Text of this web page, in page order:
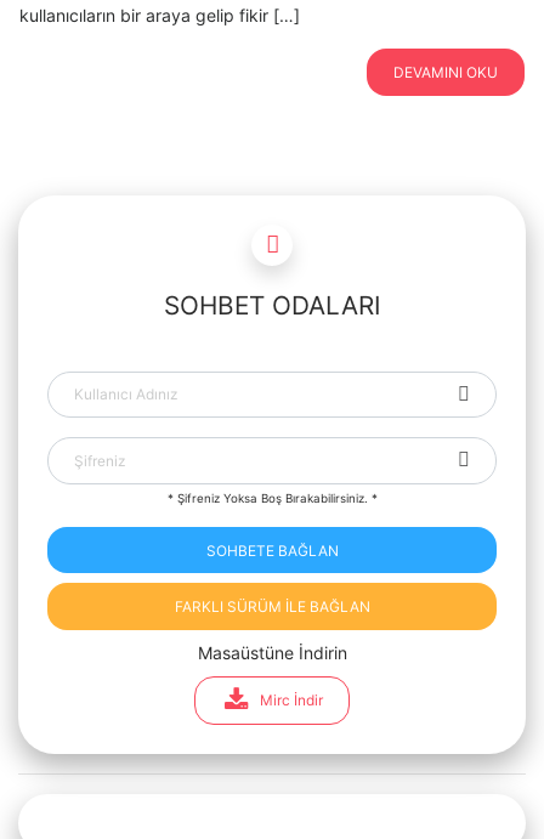
kullanıcıların bir araya gelip fikir […]
DEVAMINI OKU
SOHBET ODALARI
* Şifreniz Yoksa Boş Bırakabilirsiniz. *
SOHBETE BAĞLAN
FARKLI SÜRÜM İLE BAĞLAN
Masaüstüne İndirin
Mirc İndir